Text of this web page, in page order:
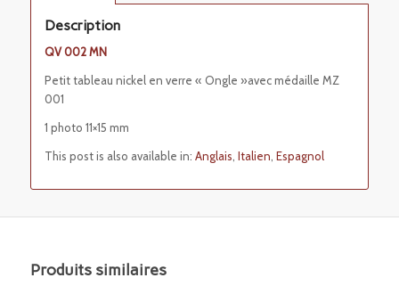
Description
QV 002 MN
Petit tableau nickel en verre « Ongle »avec médaille MZ
001
1 photo 11×15 mm
This post is also available in: Anglais Italien Espagnol
Produits similaires